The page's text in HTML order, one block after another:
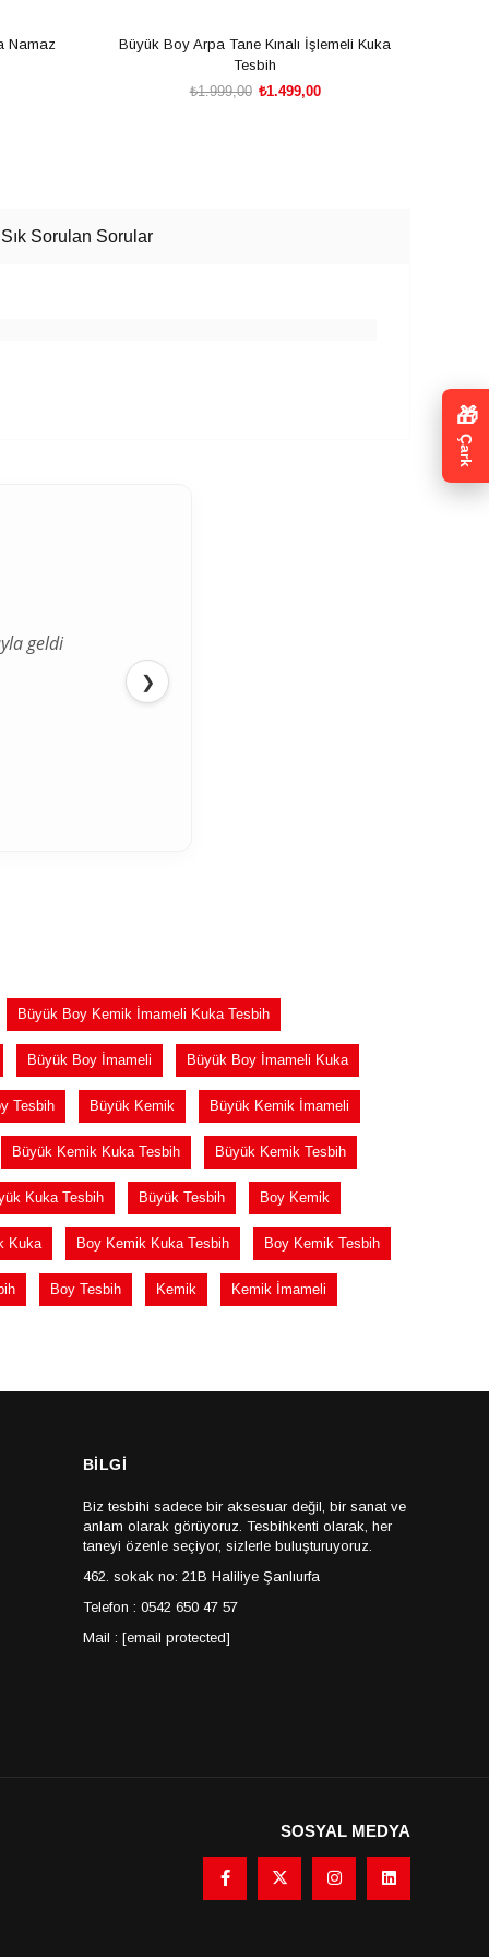
Namaz
Büyük Boy Arpa Tane Kınalı İşlemeli Kuka
Tesbih
₺1.499,00
₺1.999,00
Sık Sorulan Sorular
geldi
❯
Büyük Boy Kemik İmameli Kuka Tesbih
Büyük Boy İmameli Büyük Boy İmameli Kuka
Tesbih Büyük Kemik Büyük Kemik İmameli
Büyük Kemik Kuka Tesbih Büyük Kemik Tesbih
Kuka Tesbih Büyük Tesbih Boy Kemik
Kuka Boy Kemik Kuka Tesbih Boy Kemik Tesbih
Boy Tesbih Kemik Kemik İmameli
BİLGİ
Biz tesbihi sadece bir aksesuar değil, bir sanat ve
anlam olarak görüyoruz. Tesbihkenti olarak, her
taneyi özenle seçiyor, sizlerle buluşturuyoruz.
462. sokak no: 21B Haliliye Şanlıurfa
Telefon : 0542 650 47 57
Mail : [email protected]
SOSYAL MEDYA
🎁
Çark